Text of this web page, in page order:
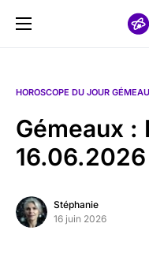
HOROSCOPE DU JOUR
Gémeaux :
16.06.2026
Stéphanie
16 juin 2026